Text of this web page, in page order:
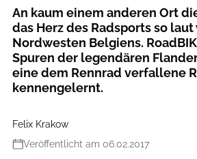
An kaum einem anderen Ort
das Herz des Radsports so laut
Nordwesten Belgiens.
Spuren der legendären
eine dem Rennrad verfallene
kennengelernt.
Felix Krakow
Veröffentlicht am 06.02.2017